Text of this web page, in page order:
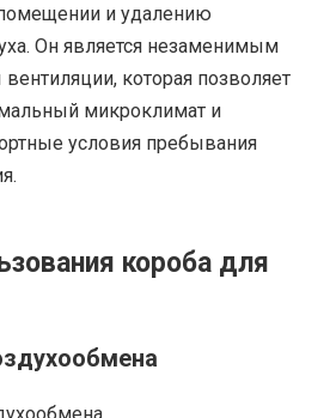
и удалению
Он является незаменимым
которая позволяет
микроклимат и
условия пребывания
короба для